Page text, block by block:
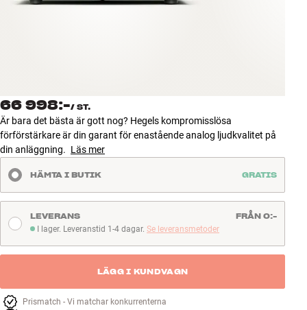
NYHETER
ERBJUDANDEN
Kundtjänst
Logga in
Kundtjänst
Bygg med ljud
Företag
66 998:-/ ST.
Är bara det bästa är gott nog? Hegels kompromisslösa
förförstärkare är din garant för enastående analog ljudkvalitet på
din anläggning. Läs mer
HÄMTA I BUTIK GRATIS
I lager. Leveranstid 1-4 dagar
I lager. Leveranstid 1-4 dagar. Se leveransmetoder
LEVERANS FRÅN 0:-
LÄGG I KUNDVAGN
Prismatch - Vi matchar konkurrenterna